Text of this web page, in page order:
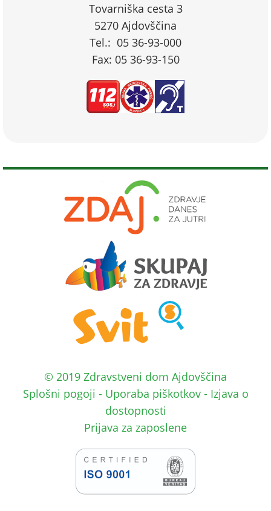
Tovarniška cesta 3
5270 Ajdovščina
Tel.: 05 36-93-000
Fax: 05 36-93-150
© 2019 Zdravstveni dom Ajdovščina
Splošni pogoji - Uporaba piškotkov- Izjava o
dostopnosti
Prijava za zaposlene